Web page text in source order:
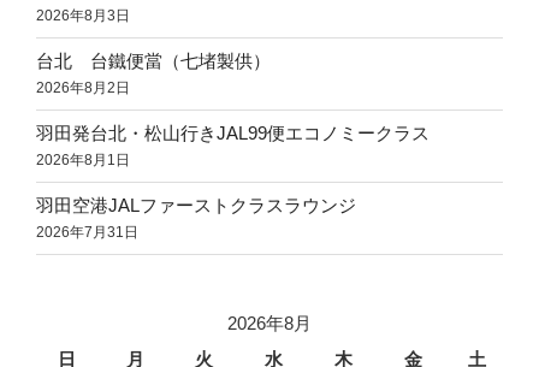
2026年8月3日
台北 台鐵便當（七堵製供）
2026年8月2日
羽田発台北・松山行きJAL99便エコノミークラス
2026年8月1日
羽田空港JALファーストクラスラウンジ
2026年7月31日
2026年8月
日
月 火 水 木 金 土